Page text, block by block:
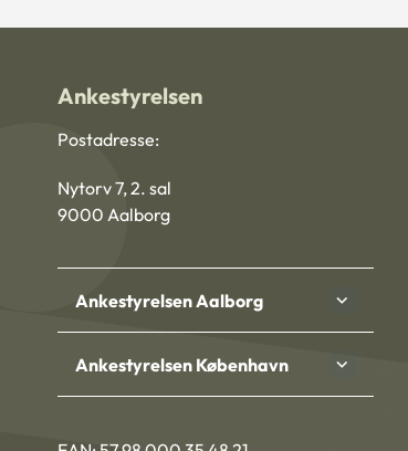
Ankestyrelsen
Postadresse:
Nytorv 7, 2. sal
9000 Aalborg
Ankestyrelsen Aalborg
Ankestyrelsen København